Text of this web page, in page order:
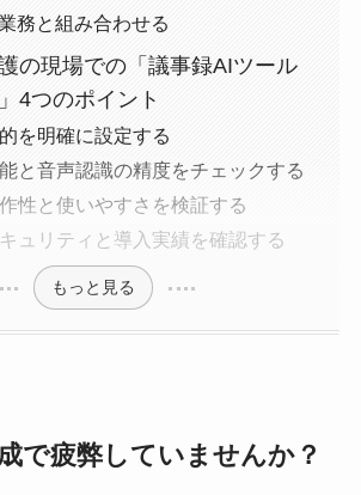
務と組み合わせる
の現場での「議事録AIツール
4つのポイント
を明確に設定する
と音声認識の精度をチェックする
性と使いやすさを検証する
ュリティと導入実績を確認する
もっと見る
で疲弊していませんか？